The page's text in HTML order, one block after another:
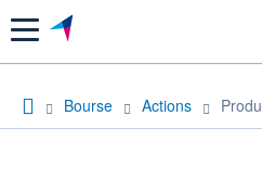
Menu
Bourse Actions